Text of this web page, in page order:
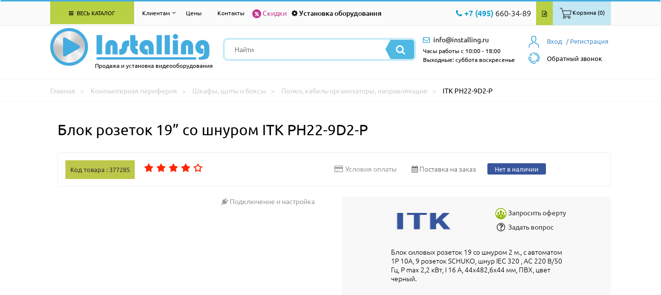
ВЕСЬ КАТАЛОГ Клиентам Цены Контакты Скидки Установка оборудования +7 (495) 660-34-89 Корзина (0)
Продажа и установка видеооборудования
Вход / Регистрация
Обратный звонок
info@installing.ru
Часы работы с 10:00 - 18:00
Выходные: суббота воскресенье
Главная Компьютерная периферия Шкафы, щиты и боксы Полки, кабель-организаторы, направляющие ITK PH22-9D2-P
Блок розеток 19” со шнуром ITK PH22-9D2-P
Код товара : 377285 Условия оплаты Поставка на заказ Нет в наличии
Подключение и настройка
Запросить оферту
Задать вопрос
Блок силовых розеток 19 со шнуром 2 м., с автоматом
1P 10А, 9 розеток SCHUKO, шнур IEC 320 , AC 220 В/50
Гц, P max 2,2 кВт, I 16 А, 44х482,6х44 мм, ПВХ, цвет
черный.